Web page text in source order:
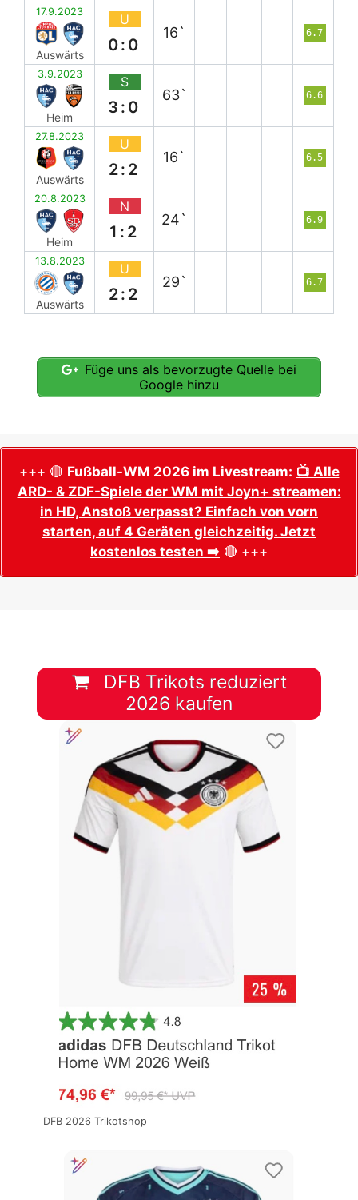
17.9.2023
Auswärts
U
0:0
16` 6.7
3.9.2023
Heim
S
3:0
63` 6.6
27.8.2023
Auswärts
U
2:2
16` 6.5
20.8.2023
Heim
N
1:2
24` 6.9
13.8.2023
Auswärts
U
2:2
29` 6.7
Füge uns als bevorzugte Quelle bei
Google hinzu
+++ 🔴 Fußball-WM 2026 im Livestream: 📺 Alle
ARD- & ZDF-Spiele der WM mit Joyn+ streamen:
in HD, Anstoß verpasst? Einfach von vorn
starten, auf 4 Geräten gleichzeitig. Jetzt
kostenlos testen ➡️ 🔴 +++
DFB Trikots reduziert
2026 kaufen
DFB 2026 Trikotshop